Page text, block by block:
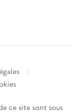
ce site sont sous